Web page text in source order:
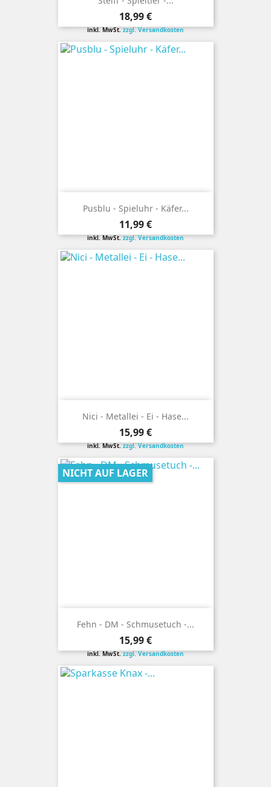
Preis
18,99 €
inkl. MwSt.zzgl. Versandkosten
Pusblu - Spieluhr - Käfer...
Preis
11,99 €
inkl. MwSt.zzgl. Versandkosten
Nici - Metallei - Ei - Hase...
Preis
15,99 €
inkl. MwSt.zzgl. Versandkosten
Fehn - DM - Schmusetuch -...
Preis
15,99 €
inkl. MwSt.zzgl. Versandkosten
NICHT AUF LAGER